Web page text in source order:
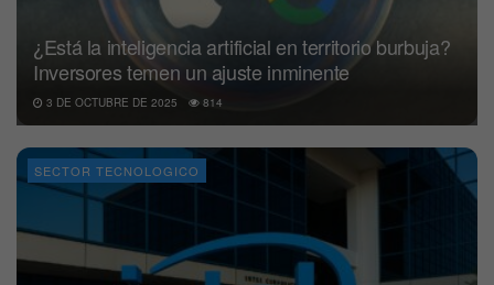
¿Está la inteligencia artificial en territorio burbuja?
Inversores temen un ajuste inminente
3 DE OCTUBRE DE 2025 814
SECTOR TECNOLOGICO